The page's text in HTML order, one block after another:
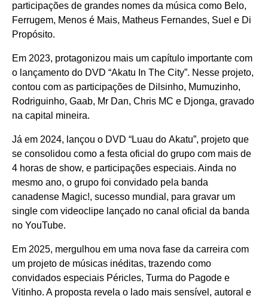
participações de grandes nomes da música como Belo,
Ferrugem, Menos é Mais, Matheus Fernandes, Suel e Di
Propósito.
Em 2023, protagonizou mais um capítulo importante com
o lançamento do DVD “Akatu In The City”. Nesse projeto,
contou com as participações de Dilsinho, Mumuzinho,
Rodriguinho, Gaab, Mr Dan, Chris MC e Djonga, gravado
na capital mineira.
Já em 2024, lançou o DVD “Luau do Akatu”, projeto que
se consolidou como a festa oficial do grupo com mais de
4 horas de show, e participações especiais. Ainda no
mesmo ano, o grupo foi convidado pela banda
canadense Magic!, sucesso mundial, para gravar um
single com videoclipe lançado no canal oficial da banda
no YouTube.
Em 2025, mergulhou em uma nova fase da carreira com
um projeto de músicas inéditas, trazendo como
convidados especiais Péricles, Turma do Pagode e
Vitinho. A proposta revela o lado mais sensível, autoral e